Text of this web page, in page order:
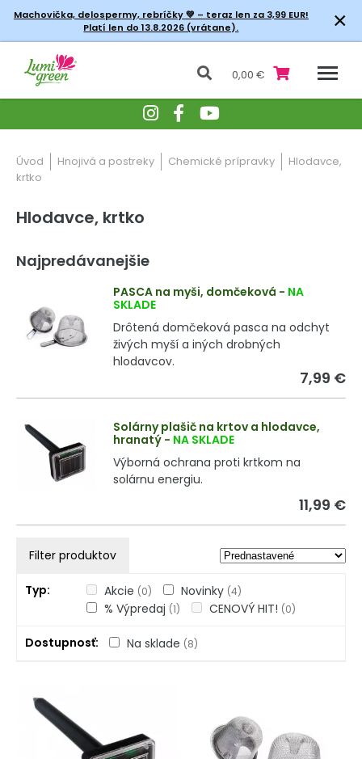
Machovička, delospermy, rebríčky💚 – teraz len za 3,99 EUR!
Platí len do 13.8.2026 (vrátane).
×
0,00 €
Úvod Hnojivá a postreky Chemické prípravky
Hlodavce,
krtko
Hlodavce, krtko
Najpredávanejšie
PASCA na myši, domčeková - NA
SKLADE
Drôtená domčeková pasca na odchyt
živých myší a iných drobných
hlodavcov.
7,99 €
Solárny plašič na krtov a hlodavce,
hranatý - NA SKLADE
Výborná ochrana proti krtkom na
solárnu energiu.
11,99 €
Filter produktov
Typ Akcie (0) Novinky (4)
% Výpredaj (1) CENOVÝ HIT! (0)
Dostupnosť Na sklade (8)